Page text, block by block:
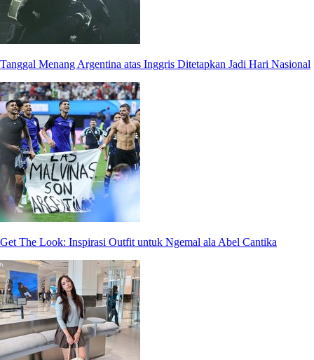
Tanggal Menang Argentina atas Inggris Ditetapkan Jadi Hari Nasional
Get The Look: Inspirasi Outfit untuk Ngemal ala Abel Cantika